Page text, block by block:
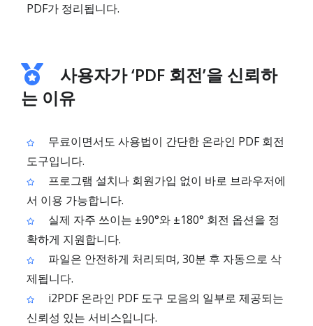
PDF가 정리됩니다.
사용자가 ‘PDF 회전’을 신뢰하
는 이유
무료이면서도 사용법이 간단한 온라인 PDF 회전
도구입니다.
프로그램 설치나 회원가입 없이 바로 브라우저에
서 이용 가능합니다.
실제 자주 쓰이는 ±90°와 ±180° 회전 옵션을 정
확하게 지원합니다.
파일은 안전하게 처리되며, 30분 후 자동으로 삭
제됩니다.
i2PDF 온라인 PDF 도구 모음의 일부로 제공되는
신뢰성 있는 서비스입니다.